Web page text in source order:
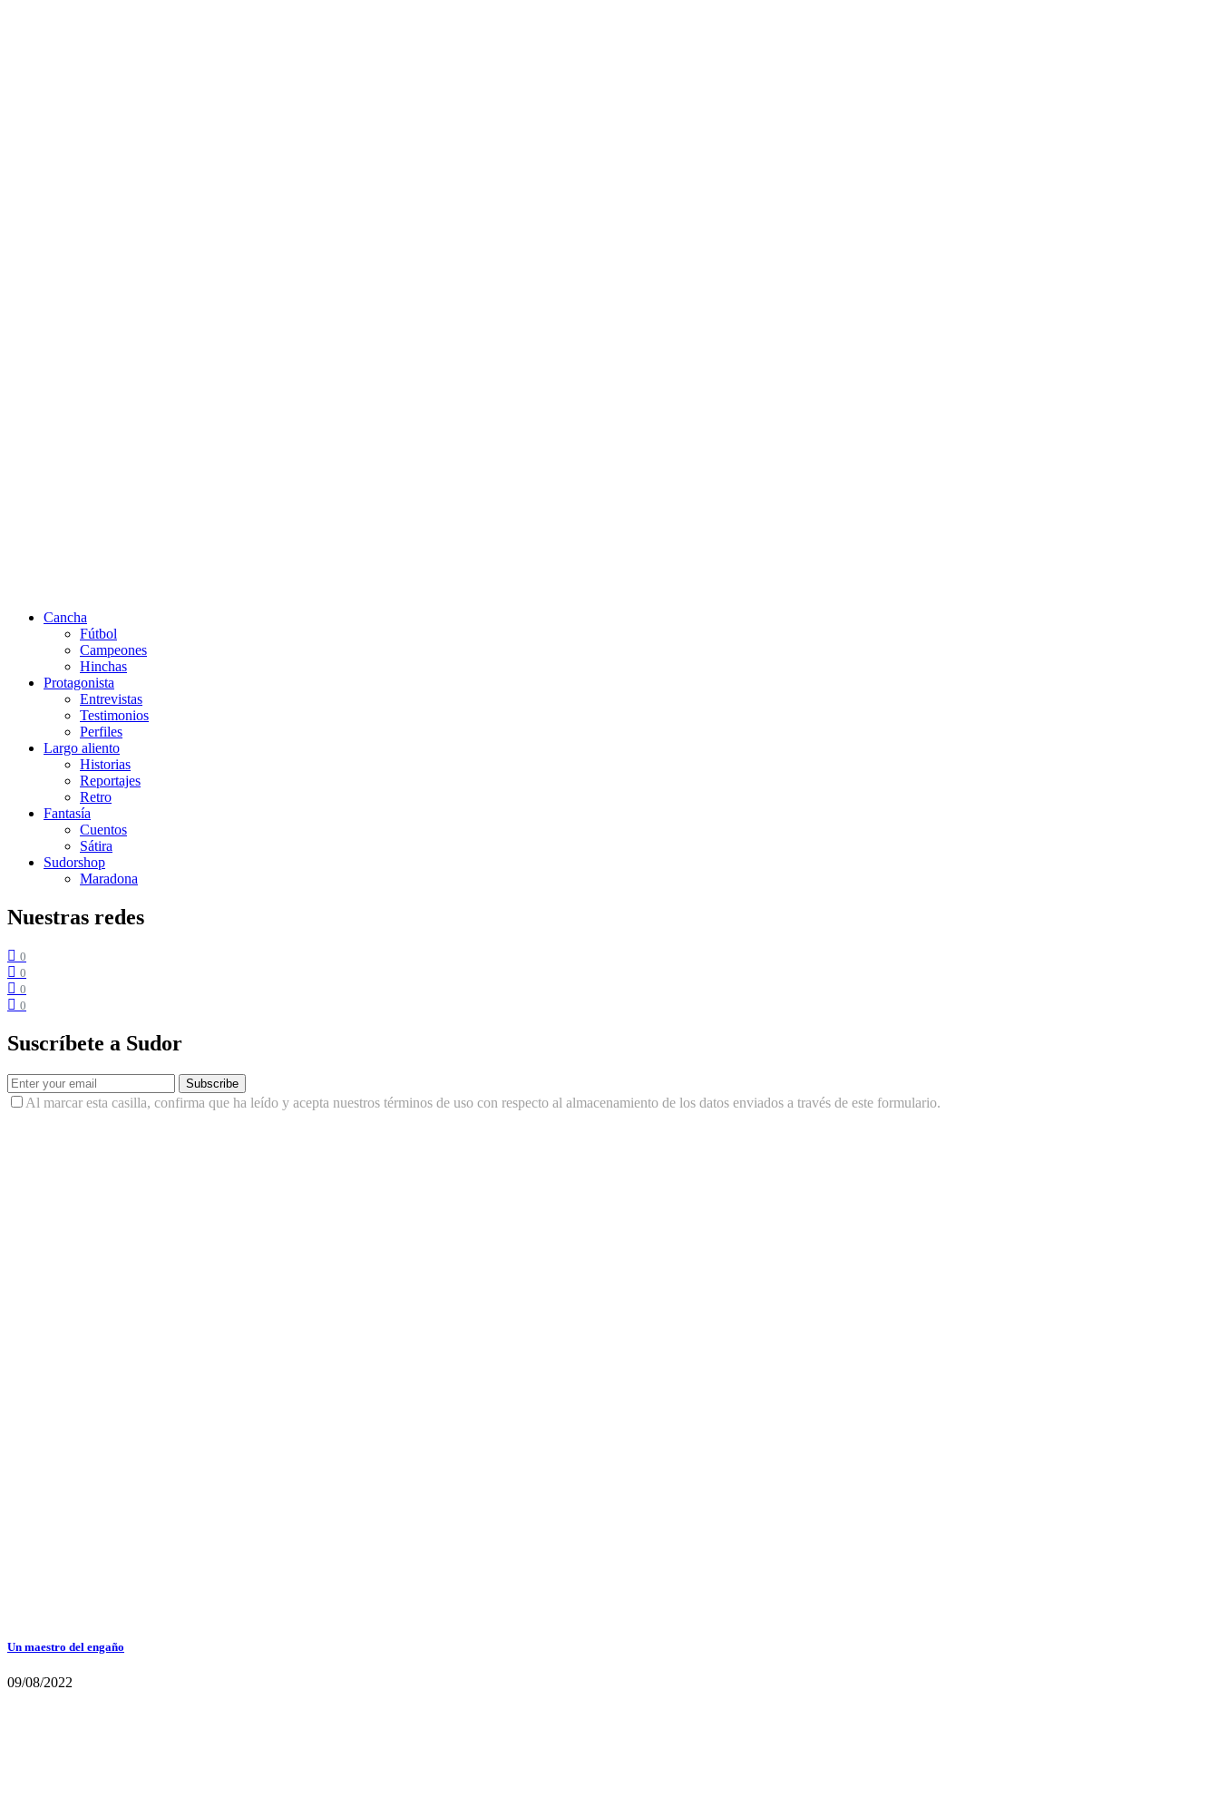
Cancha
Fútbol
Campeones
Hinchas
Protagonista
Entrevistas
Testimonios
Perfiles
Largo aliento
Historias
Reportajes
Retro
Fantasía
Cuentos
Sátira
Sudorshop
Maradona
Nuestras redes
0
0
0
0
Suscríbete a Sudor
Subscribe
Al marcar esta casilla, confirma que ha leído y acepta nuestros términos de uso con respecto al almacenamiento de los datos enviados a través de este formulario.
Un maestro del engaño
09/08/2022